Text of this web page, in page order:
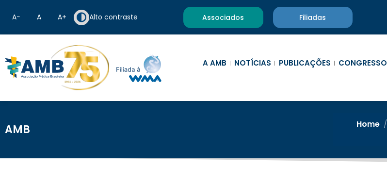
A− A A+ Alto contraste Associados Filiadas
A AMB NOTÍCIAS PUBLICAÇÕES CONGRESSO
AMB Home /